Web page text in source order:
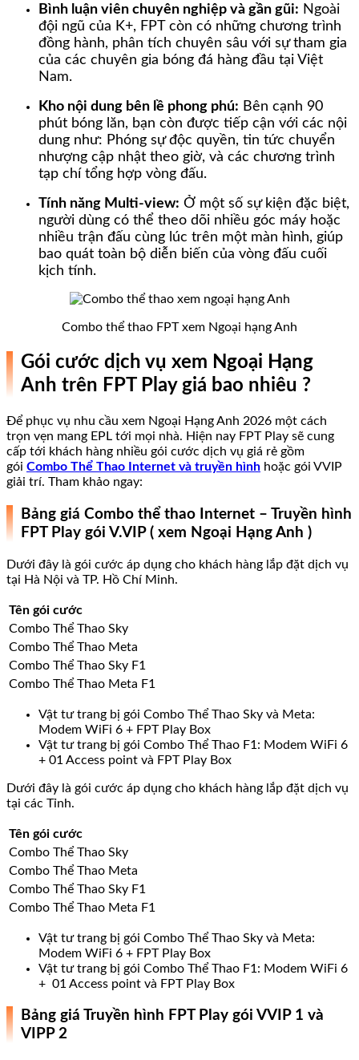
Bình luận viên chuyên nghiệp và gần gũi: Ngoài
đội ngũ của K+, FPT còn có những chương trình
đồng hành, phân tích chuyên sâu với sự tham gia
của các chuyên gia bóng đá hàng đầu tại Việt
Nam.
Kho nội dung bên lề phong phú: Bên cạnh 90
phút bóng lăn, bạn còn được tiếp cận với các nội
dung như: Phóng sự độc quyền, tin tức chuyển
nhượng cập nhật theo giờ, và các chương trình
tạp chí tổng hợp vòng đấu.
Tính năng Multi-view: Ở một số sự kiện đặc biệt,
người dùng có thể theo dõi nhiều góc máy hoặc
nhiều trận đấu cùng lúc trên một màn hình, giúp
bao quát toàn bộ diễn biến của vòng đấu cuối
kịch tính.
Combo thể thao FPT xem Ngoại hạng Anh
Gói cước dịch vụ xem Ngoại Hạng
Anh trên FPT Play giá bao nhiêu ?
Để phục vụ nhu cầu xem Ngoại Hạng Anh 2026 một cách
trọn vẹn mang EPL tới mọi nhà. Hiện nay FPT Play sẽ cung
cấp tới khách hàng nhiều gói cước dịch vụ giá rẻ gồm
gói Combo Thể Thao Internet và truyền hình hoặc gói VVIP
giải trí. Tham khảo ngay:
Bảng giá Combo thể thao Internet – Truyền hình
FPT Play gói V.VIP ( xem Ngoại Hạng Anh )
Dưới đây là gói cước áp dụng cho khách hàng lắp đặt dịch vụ
tại Hà Nội và TP. Hồ Chí Minh.
Tên gói cước
Combo Thể Thao Sky
Combo Thể Thao Meta
Combo Thể Thao Sky F1
Combo Thể Thao Meta F1
Vật tư trang bị gói Combo Thể Thao Sky và Meta:
Modem WiFi 6 + FPT Play Box
Vật tư trang bị gói Combo Thể Thao F1: Modem WiFi 6
+ 01 Access point và FPT Play Box
Dưới đây là gói cước áp dụng cho khách hàng lắp đặt dịch vụ
tại các Tỉnh.
Tên gói cước
Combo Thể Thao Sky
Combo Thể Thao Meta
Combo Thể Thao Sky F1
Combo Thể Thao Meta F1
Vật tư trang bị gói Combo Thể Thao Sky và Meta:
Modem WiFi 6 + FPT Play Box
Vật tư trang bị gói Combo Thể Thao F1: Modem WiFi 6
+ 01 Access point và FPT Play Box
Bảng giá Truyền hình FPT Play gói VVIP 1 và
VIPP 2